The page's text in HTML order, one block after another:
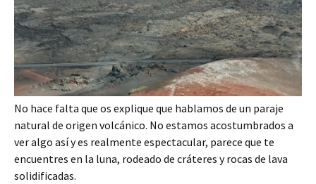
No hace falta que os explique que hablamos de un paraje
natural de origen volcánico. No estamos acostumbrados a
ver algo así y es realmente espectacular, parece que te
encuentres en la luna, rodeado de cráteres y rocas de lava
solidificadas.